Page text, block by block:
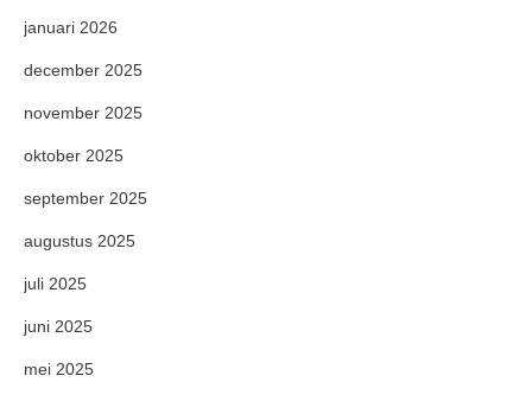
januari 2026
december 2025
november 2025
oktober 2025
september 2025
augustus 2025
juli 2025
juni 2025
mei 2025